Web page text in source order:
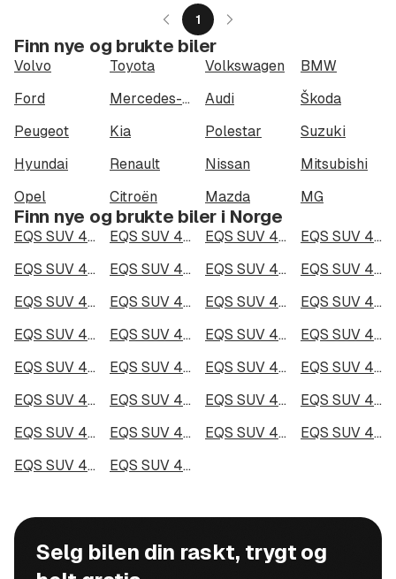
1
Finn nye og brukte biler
Volvo Toyota Volkswagen
BMW
Ford
Mercedes-Benz Audi
Škoda
Peugeot
Kia Polestar
Suzuki
Hyundai
Renault Nissan
Mitsubishi
Opel
Citroën Mazda MG
Finn nye og brukte biler i Norge
EQS SUV 450 4MATIC i Oslo EQS SUV 450 4MATIC i Bergen EQS SUV 450 4MATIC i Trondheim
EQS SUV 450 4MATIC i Stavanger
EQS SUV 450 4MATIC i Kristiansand
EQS SUV 450 4MATIC i Fredrikstad EQS SUV 450 4MATIC i Drammen
EQS SUV 450 4MATIC i Skien
EQS SUV 450 4MATIC i Tromsø
EQS SUV 450 4MATIC i Ålesund EQS SUV 450 4MATIC i Moss
EQS SUV 450 4MATIC i Porsgrunn
EQS SUV 450 4MATIC i Bodø
EQS SUV 450 4MATIC i Arendal EQS SUV 450 4MATIC i Hamar
EQS SUV 450 4MATIC i Larvik
EQS SUV 450 4MATIC i Halden
EQS SUV 450 4MATIC i Lillehammer EQS SUV 450 4MATIC i Molde
EQS SUV 450 4MATIC i Kongsberg
EQS SUV 450 4MATIC i Harstad
EQS SUV 450 4MATIC i Gjøvik EQS SUV 450 4MATIC i Sarpsborg
EQS SUV 450 4MATIC i Sandefjord
EQS SUV 450 4MATIC i Kristiansund
EQS SUV 450 4MATIC i Tromsdalen EQS SUV 450 4MATIC i Narvik
EQS SUV 450 4MATIC i Steinkjer
EQS SUV 450 4MATIC i Haugesund
EQS SUV 450 4MATIC i Alta
Selg bilen din raskt, trygt og